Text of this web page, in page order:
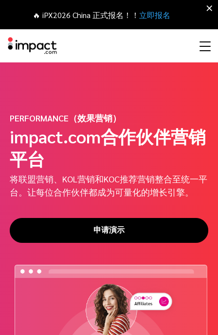
拓展 招募
追踪 参与
网红营销管理平台
助力品牌高效起量“老带新”计划
联盟营销
推荐营销
移动端合作伙伴
网盟合作伙伴联盟
网红合作伙伴
移动应用合作伙伴
Agency directory
Technology partners
Technology partners directory
干货文章
出海生态观察
成功案例
加入impact.com
新闻中心
可持续发展
日本語
Italiano
Français
🔥 iPX2026 China 正式报名！！ 立即报名
×
PERFORMANCE（效果营销）
impact.com合作伙伴营销
平台
将联盟营销、KOL营销和KOC推荐营销整合至统一平
台。让每位合作伙伴都成为可量化的增长引擎。
申请演示